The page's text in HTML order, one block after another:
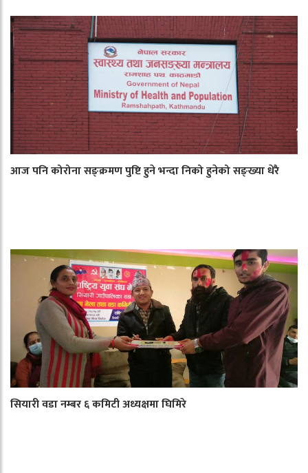
आज पनि कोरोना सङ्क्रमण पुष्टि हुने भन्दा निको हुनेको सङ्ख्या धेरै
सियारी वडा नम्बर ६ कमिटी अध्यक्षमा घिमिरे